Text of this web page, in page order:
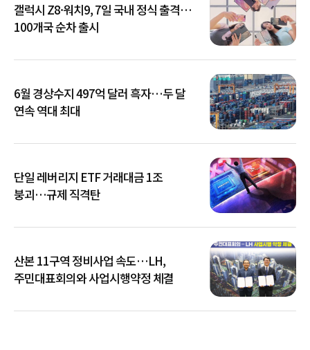
갤럭시 Z8·워치9, 7일 국내 정식 출격…
100개국 순차 출시
6월 경상수지 497억 달러 흑자…두 달
연속 역대 최대
단일 레버리지 ETF 거래대금 1조
붕괴…규제 직격탄
산본 11구역 정비사업 속도…LH,
주민대표회의와 사업시행약정 체결